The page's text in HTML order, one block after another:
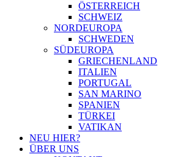
ÖSTERREICH
SCHWEIZ
NORDEUROPA
SCHWEDEN
SÜDEUROPA
GRIECHENLAND
ITALIEN
PORTUGAL
SAN MARINO
SPANIEN
TÜRKEI
VATIKAN
NEU HIER?
ÜBER UNS